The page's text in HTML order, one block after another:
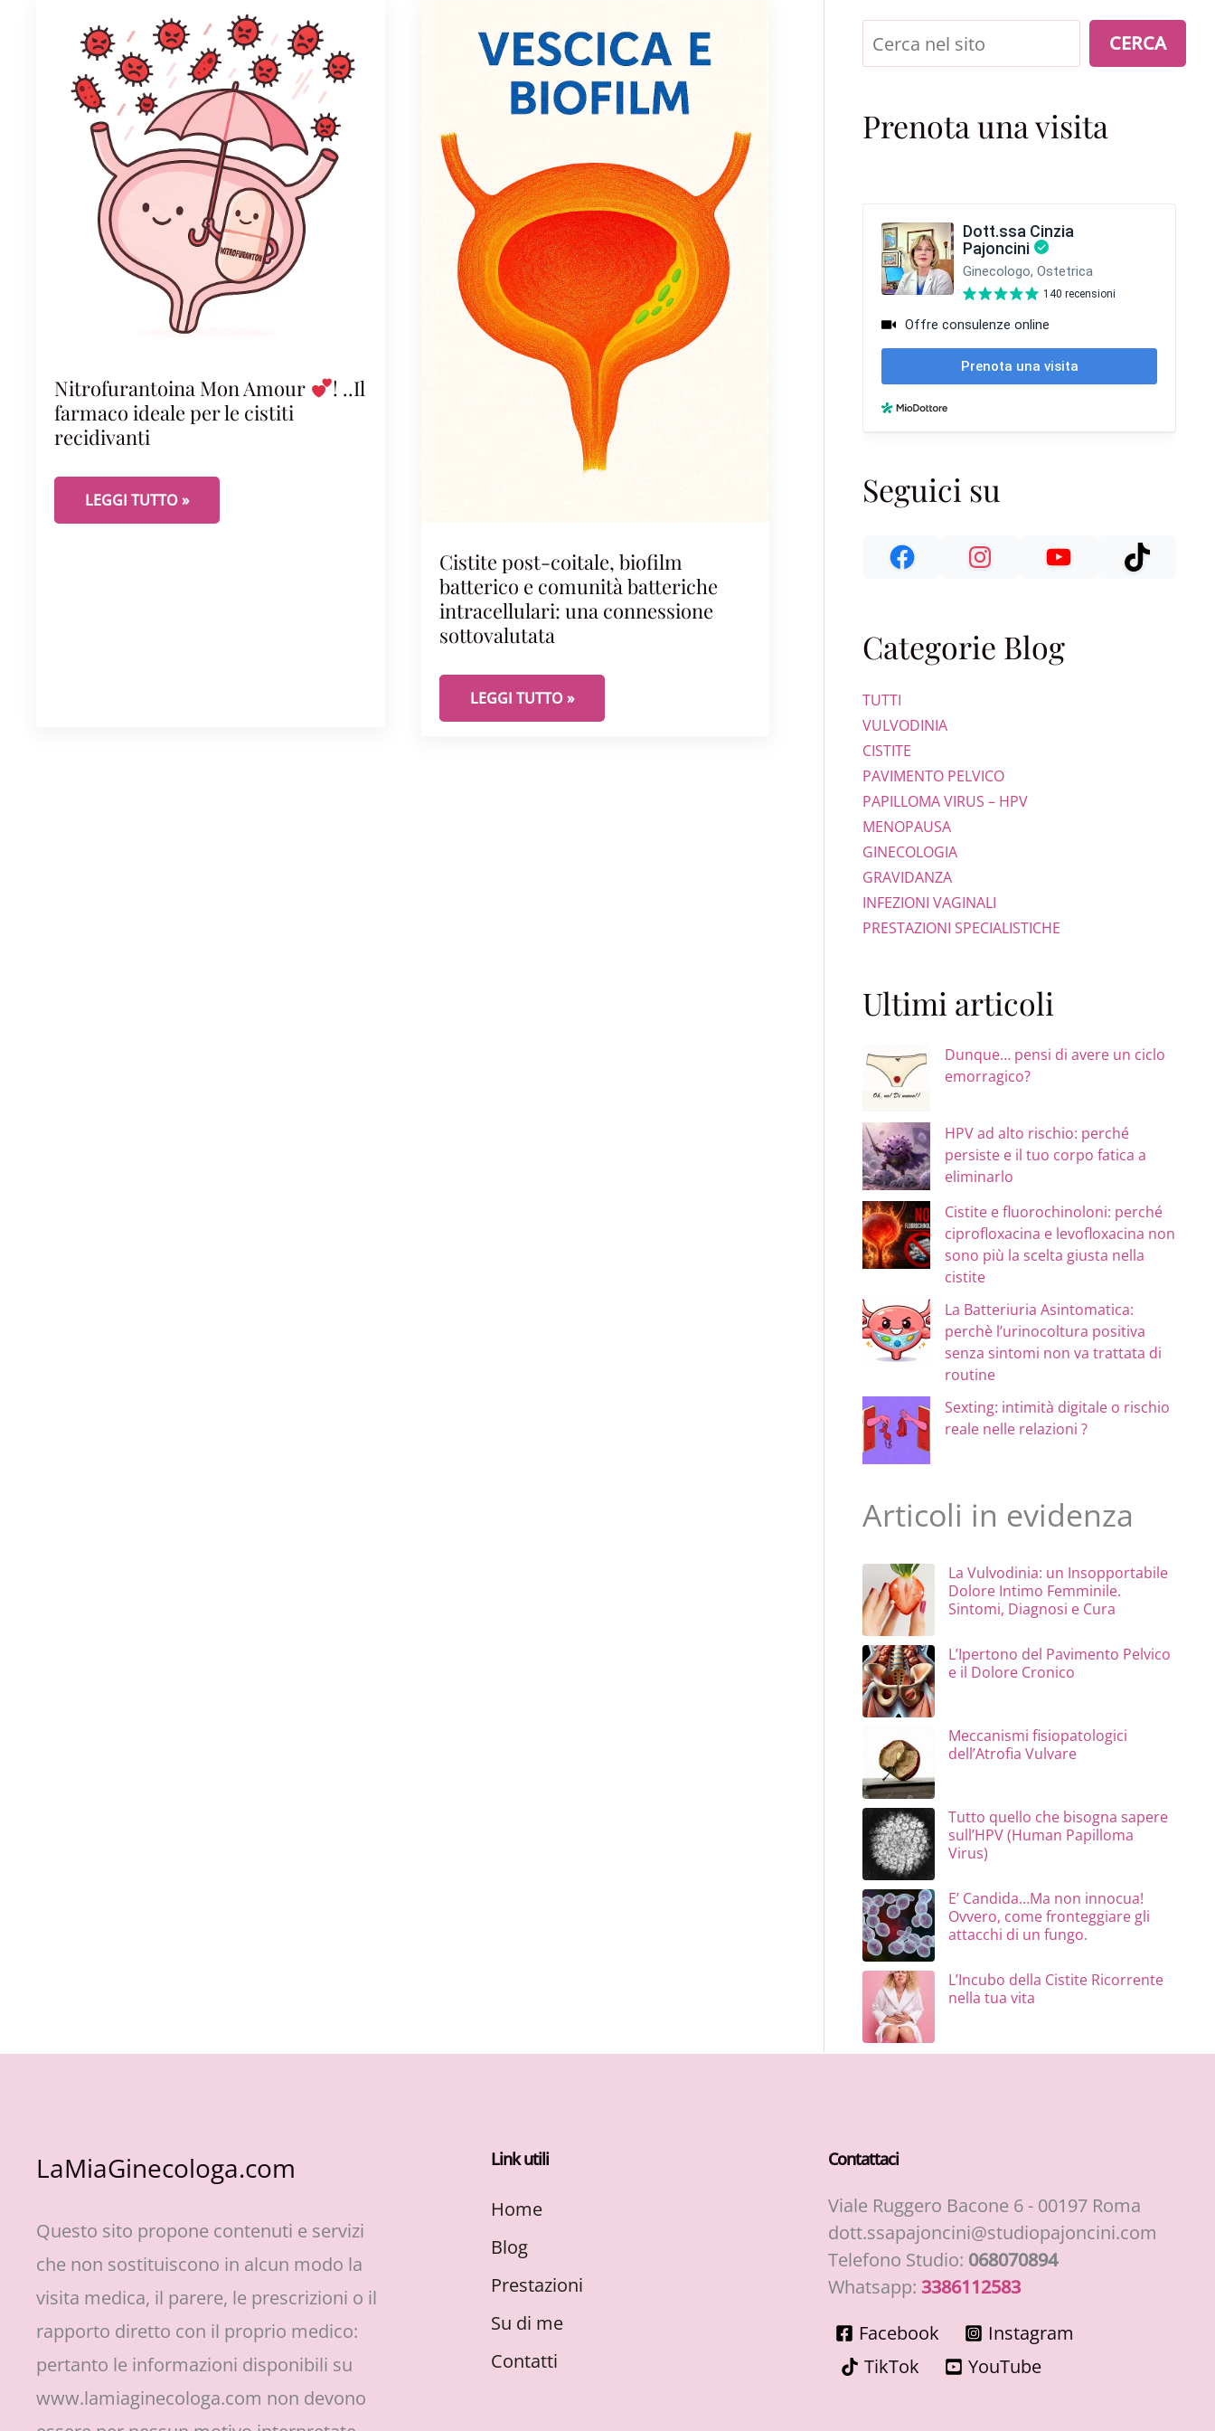
Nitrofurantoina Mon Amour
! ..Il
farmaco ideale per le cistiti
recidivanti
NITROFURANTOINA MON AMOUR
LEGGI TUTTO »
Cistite post-coitale, biofilm
batterico e comunità batteriche
intracellulari: una connessione
sottovalutata
CISTITE POST-COITALE, BIOFILM BATTERICO E COMUNITÀ BATTERICHE INTRACELLULARI: UNA
LEGGI TUTTO »
Cerca CERCA
Prenota una visita
Seguici su
Categorie Blog
TUTTI
VULVODINIA
CISTITE
PAVIMENTO PELVICO
PAPILLOMA VIRUS – HPV
MENOPAUSA
GINECOLOGIA
GRAVIDANZA
INFEZIONI VAGINALI
PRESTAZIONI SPECIALISTICHE
Ultimi articoli
Dunque… pensi di avere un ciclo
emorragico?
HPV ad alto rischio: perché
persiste e il tuo corpo fatica a
eliminarlo
Cistite e fluorochinoloni: perché
ciprofloxacina e levofloxacina non
sono più la scelta giusta nella
cistite
La Batteriuria Asintomatica:
perchè l’urinocoltura positiva
senza sintomi non va trattata di
routine
Sexting: intimità digitale o rischio
reale nelle relazioni ?
Articoli in evidenza
La Vulvodinia: un Insopportabile
Dolore Intimo Femminile.
Sintomi, Diagnosi e Cura
L’Ipertono del Pavimento Pelvico
e il Dolore Cronico
Meccanismi fisiopatologici
dell’Atrofia Vulvare
Tutto quello che bisogna sapere
sull’HPV (Human Papilloma
Virus)
E’ Candida…Ma non innocua!
Ovvero, come fronteggiare gli
attacchi di un fungo.
L’Incubo della Cistite Ricorrente
nella tua vita
LaMiaGinecologa.com
Questo sito propone contenuti e servizi
che non sostituiscono in alcun modo la
visita medica, il parere, le prescrizioni o il
rapporto diretto con il proprio medico:
pertanto le informazioni disponibili su
www.lamiaginecologa.com non devono
Link utili
Home
Blog
Prestazioni
Su di me
Contatti
Contattaci
Viale Ruggero Bacone 6 - 00197 Roma
dott.ssapajoncini@studiopajoncini.com
Telefono Studio: 068070894
Whatsapp: 3386112583
Facebook
Instagram
TikTok
YouTube